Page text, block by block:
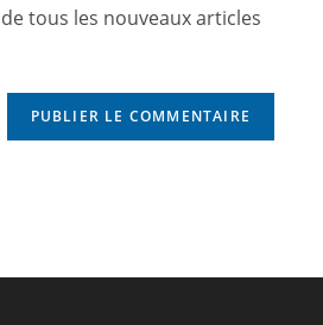
tous les nouveaux articles